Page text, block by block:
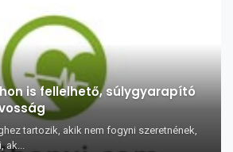
is fellelhető, súlygyarapító
tartozik, akik nem fogyni szeretnének,
ak...